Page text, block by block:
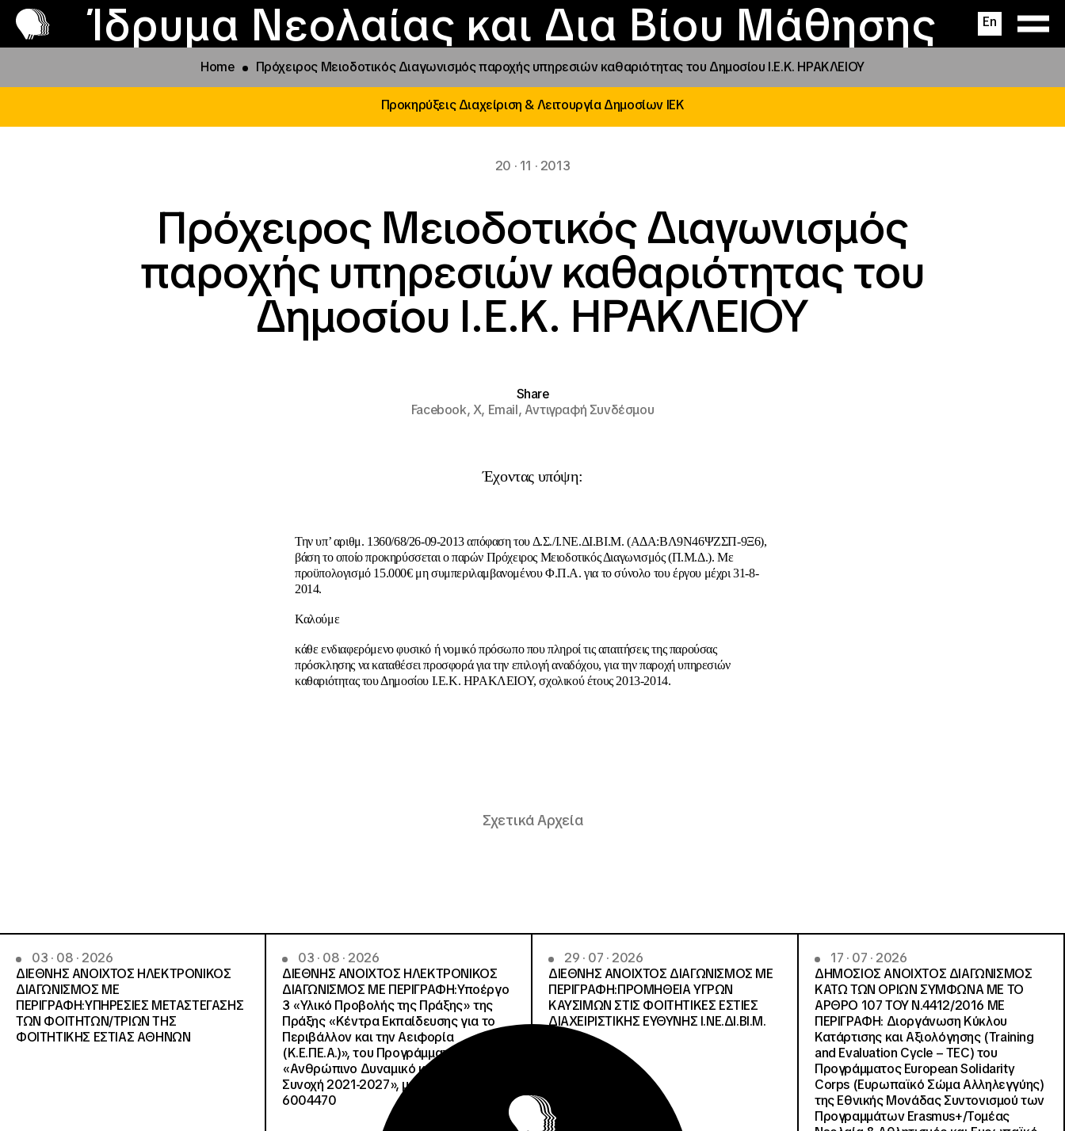
Ίδρυμα Νεολαίας και Δια Βίου Μάθησης En
Το ΙΝΕΔΙΒΙΜ
Προγράμματα και δράσεις
Φοιτητικές Εστίες
Παραχώρηση αιγίδας
Νέα
Επικοινωνία
Home Πρόχειρος Μειοδοτικός Διαγωνισμός παροχής υπηρεσιών καθαριότητας του Δημοσίου Ι.Ε.Κ. ΗΡΑΚΛΕΙΟΥ
Προκηρύξεις Διαχείριση & Λειτουργία Δημοσίων ΙΕΚ
20 · 11 · 2013
Πρόχειρος Μειοδοτικός Διαγωνισμός
παροχής υπηρεσιών καθαριότητας του
Δημοσίου Ι.Ε.Κ. ΗΡΑΚΛΕΙΟΥ
Share
Facebook,X, Email,Αντιγραφή Συνδέσμου
Έχοντας υπόψη:
Την υπ’ αριθμ. 1360/68/26-09-2013 απόφαση του Δ.Σ./Ι.ΝΕ.ΔΙ.ΒΙ.Μ. (ΑΔΑ:ΒΛ9Ν46ΨΖΣΠ-9Ξ6),
βάση το οποίο προκηρύσσεται ο παρών Πρόχειρος Μειοδοτικός Διαγωνισμός (Π.Μ.Δ.). Με
προϋπολογισμό 15.000€ μη συμπεριλαμβανομένου Φ.Π.Α. για το σύνολο του έργου μέχρι 31-8-
2014.
Καλούμε
κάθε ενδιαφερόμενο φυσικό ή νομικό πρόσωπο που πληροί τις απαιτήσεις της παρούσας
πρόσκλησης να καταθέσει προσφορά για την επιλογή αναδόχου, για την παροχή υπηρεσιών
καθαριότητας του Δημοσίου Ι.Ε.Κ. ΗΡΑΚΛΕΙΟΥ, σχολικού έτους 2013-2014.
Σχετικά Αρχεία
03 · 08 · 2026
ΔΙΕΘΝΗΣ ΑΝΟΙΧΤΟΣ ΗΛΕΚΤΡΟΝΙΚΟΣ
ΔΙΑΓΩΝΙΣΜΟΣ ΜΕ
ΠΕΡΙΓΡΑΦΗ:ΥΠΗΡΕΣΙΕΣ METAΣΤΕΓΑΣΗΣ
ΤΩΝ ΦΟΙΤΗΤΩΝ/ΤΡΙΩΝ ΤΗΣ
ΦΟΙΤΗΤΙΚΗΣ ΕΣΤΙΑΣ ΑΘΗΝΩΝ
03 · 08 · 2026
ΔΙΕΘΝΗΣ ΑΝΟΙΧΤΟΣ ΗΛΕΚΤΡΟΝΙΚΟΣ
ΔΙΑΓΩΝΙΣΜΟΣ ΜΕ ΠΕΡΙΓΡΑΦΗ:Υποέργο
3 «Υλικό Προβολής της Πράξης» της
Πράξης «Κέντρα Εκπαίδευσης για το
Περιβάλλον και την Αειφορία
(Κ.Ε.ΠΕ.Α.)», του Προγράμματος
«Ανθρώπινο Δυναμικό και Κοινωνική
Συνοχή 2021-2027», με κωδικό ΟΠΣ
6004470
29 · 07 · 2026
ΔΙΕΘΝΗΣ ΑΝΟΙΧΤΟΣ ΔΙΑΓΩΝΙΣΜΟΣ ΜΕ
ΠΕΡΙΓΡΑΦΗ:ΠΡΟΜΗΘΕΙΑ ΥΓΡΩΝ
ΚΑΥΣΙΜΩΝ ΣΤΙΣ ΦΟΙΤΗΤΙΚΕΣ ΕΣΤΙΕΣ
ΔΙΑΧΕΙΡΙΣΤΙΚΗΣ ΕΥΘΥΝΗΣ Ι.ΝΕ.ΔΙ.ΒΙ.Μ.
17 · 07 · 2026
ΔΗΜΟΣΙΟΣ ΑΝΟΙΧΤΟΣ ΔΙΑΓΩΝΙΣΜΟΣ
ΚΑΤΩ ΤΩΝ ΟΡΙΩΝ ΣΥΜΦΩΝΑ ΜΕ ΤΟ
ΑΡΘΡΟ 107 ΤΟΥ Ν.4412/2016 ΜΕ
ΠΕΡΙΓΡΑΦΗ: Διοργάνωση Κύκλου
Κατάρτισης και Αξιολόγησης (Training
and Evaluation Cycle – TEC) του
Προγράμματος European Solidarity
Corps (Ευρωπαϊκό Σώμα Αλληλεγγύης)
της Εθνικής Μονάδας Συντονισμού των
Προγραμμάτων Erasmus+/Τομέας